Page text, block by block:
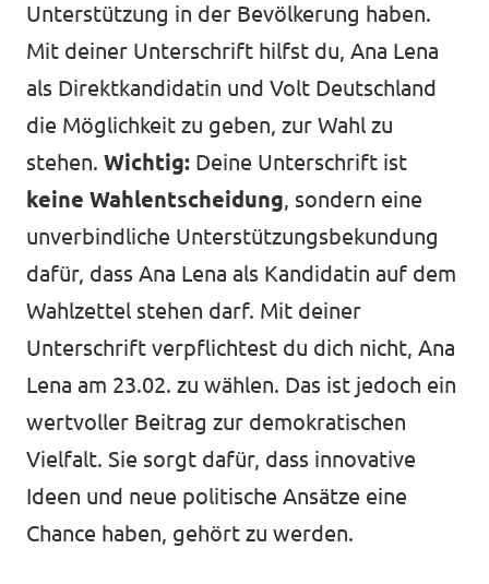
Unterstützung in der Bevölkerung haben.
Mit deiner Unterschrift hilfst du, Ana Lena
als Direktkandidatin und Volt Deutschland
die Möglichkeit zu geben, zur Wahl zu
stehen. Wichtig: Deine Unterschrift ist
keine Wahlentscheidung, sondern eine
unverbindliche Unterstützungsbekundung
dafür, dass Ana Lena als Kandidatin auf dem
Wahlzettel stehen darf. Mit deiner
Unterschrift verpflichtest du dich nicht, Ana
Lena am 23.02. zu wählen. Das ist jedoch ein
wertvoller Beitrag zur demokratischen
Vielfalt. Sie sorgt dafür, dass innovative
Ideen und neue politische Ansätze eine
Chance haben, gehört zu werden.